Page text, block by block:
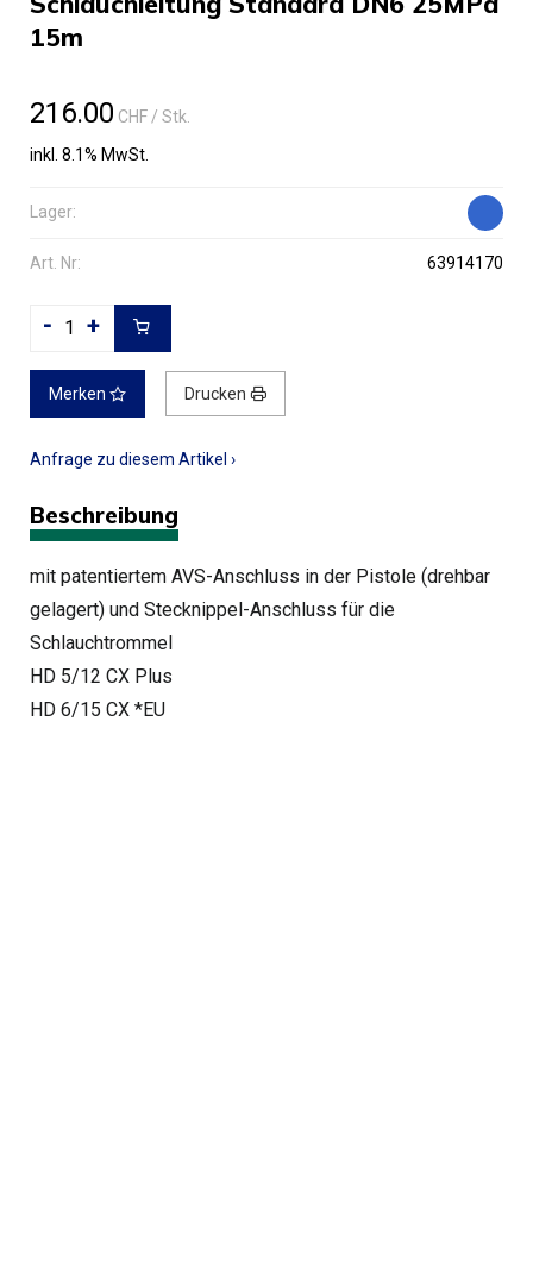
15m
216.00 CHF/ Stk.
inkl. 8.1% MwSt.
Lager:
Art. Nr: 63914170
- +
Merken Drucken
Anfrage zu diesem Artikel ›
Beschreibung
mit patentiertem AVS-Anschluss in der Pistole (drehbar
gelagert) und Stecknippel-Anschluss für die
Schlauchtrommel
HD 5/12 CX Plus
HD 6/15 CX *EU